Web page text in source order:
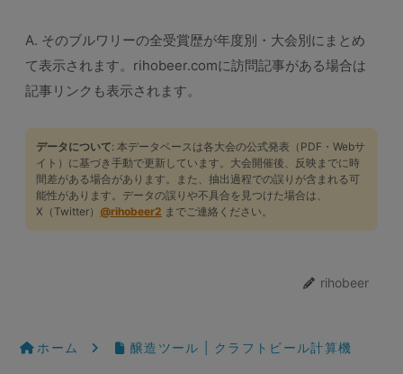
A. そのブルワリーの全受賞歴が年度別・大会別にまとめ
て表示されます。rihobeer.comに訪問記事がある場合は
記事リンクも表示されます。
データについて: 本データベースは各大会の公式発表（PDF・Webサ
イト）に基づき手動で更新しています。大会開催後、反映までに時
間差がある場合があります。また、抽出過程での誤りが含まれる可
能性があります。データの誤りや不具合を見つけた場合は、
X（Twitter） @rihobeer2 までご連絡ください。
rihobeer
ホーム 醸造ツール | クラフトビール計算機